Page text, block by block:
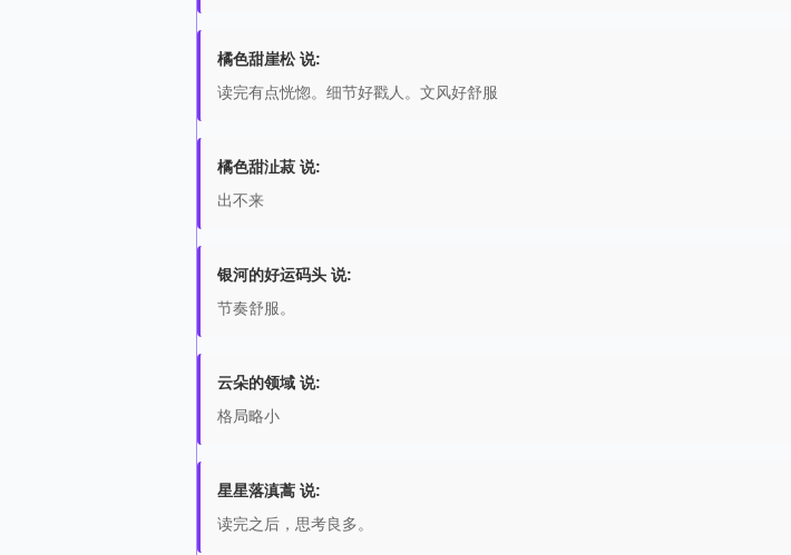
橘色甜崖松 说:
读完有点恍惚。细节好戳人。文风好舒服
橘色甜沚菽 说:
出不来
银河的好运码头 说:
节奏舒服。
云朵的领域 说:
格局略小
星星落滇蒿 说:
读完之后，思考良多。